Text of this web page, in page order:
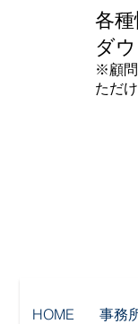
各
ダ
​※顧問
ただけ
HOME 事務